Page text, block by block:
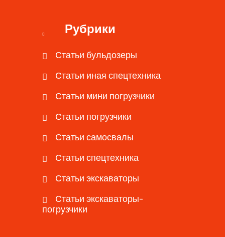
Рубрики
Статьи бульдозеры
Статьи иная спецтехника
Статьи мини погрузчики
Статьи погрузчики
Статьи самосвалы
Статьи спецтехника
Статьи экскаваторы
Статьи экскаваторы-
погрузчики